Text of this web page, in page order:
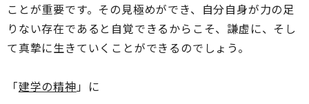
ことが重要です。その見極めができ、自分自身が力の足
りない存在であると自覚できるからこそ、謙虚に、そし
て真摯に生きていくことができるのでしょう。
「建学の精神」に